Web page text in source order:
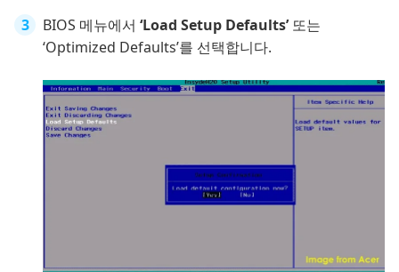
BIOS 메뉴에서 ‘Load Setup Defaults’또는
‘Optimized Defaults’를 선택합니다.